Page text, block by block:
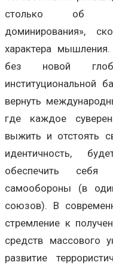
столько об
доминирования»,
характера
без новой
институциональной
вернуть
где каждое
выжить и отстоять
идентичность,
обеспечить себя
самообороны (в
союзов). В
стремление к
средств массового
развитие